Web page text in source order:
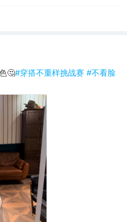
🤔#穿搭不重样挑战赛 #不看脸